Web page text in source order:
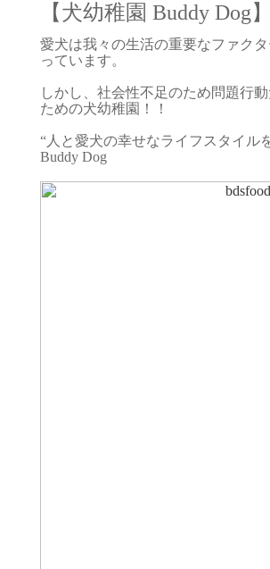
【犬幼稚園 Buddy Dog
愛犬は我々の生活の重要なファク
っています。
しかし、社会性不足のため問題行
ための犬幼稚園！！
“人と愛犬の幸せなライフスタイ
Buddy Dog